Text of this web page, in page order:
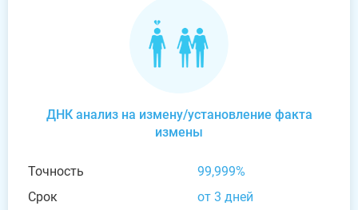
ДНК анализ на измену/установление факта
измены
Точность
99,999%
Срок
от 3 дней